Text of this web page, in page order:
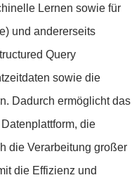
Lernen sowie für
) und andererseits
Query
sowie die
Dadurch ermöglicht das
die
die Verarbeitung großer
die Effizienz und